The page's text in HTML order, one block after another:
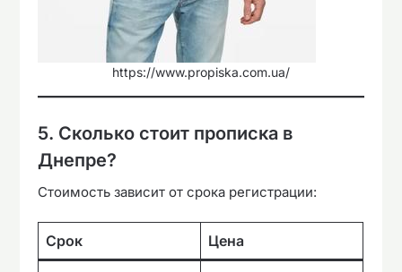
https://www.propiska.com.ua/
5. Сколько стоит прописка в
Днепре?
Стоимость зависит от срока регистрации:
Срок Цена